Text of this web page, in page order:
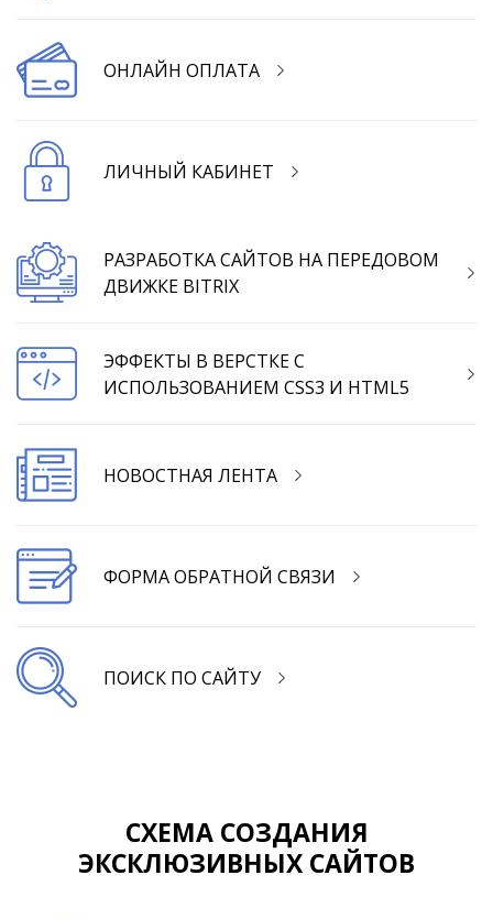
ОНЛАЙН ОПЛАТА
ЛИЧНЫЙ КАБИНЕТ
РАЗРАБОТКА САЙТОВ НА ПЕРЕДОВОМ
ДВИЖКЕ BITRIX
ЭФФЕКТЫ В ВЕРСТКЕ С
ИСПОЛЬЗОВАНИЕМ CSS3 И HTML5
НОВОСТНАЯ ЛЕНТА
ФОРМА ОБРАТНОЙ СВЯЗИ
ПОИСК ПО САЙТУ
СХЕМА СОЗДАНИЯ
ЭКСКЛЮЗИВНЫХ САЙТОВ